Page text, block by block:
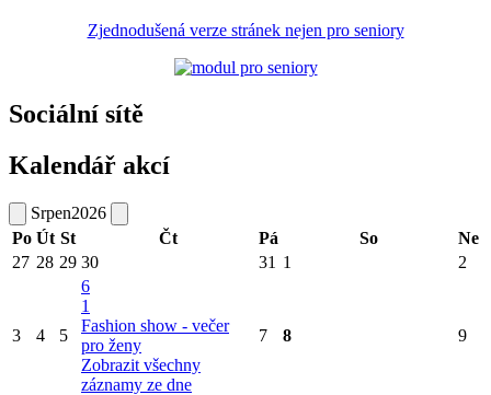
Zjednodušená verze stránek nejen pro seniory
Sociální sítě
Kalendář akcí
Srpen2026
Po Út St Čt Pá So
Ne
27 28 29 30 31 1 2
3 4 5
6
1
Fashion show - večer
pro ženy
Zobrazit všechny
záznamy ze dne
7 8 9